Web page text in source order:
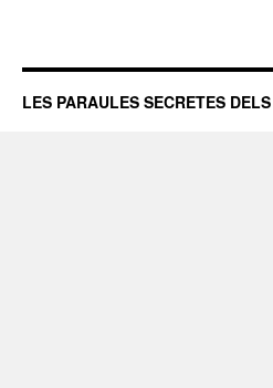
LES PARAULES SECRETES